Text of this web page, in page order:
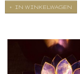
IN WINKELWAGEN